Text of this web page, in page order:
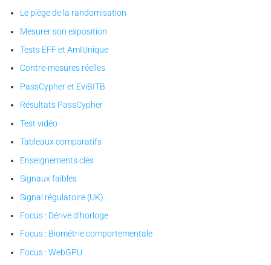
Le piège de la randomisation
Mesurer son exposition
Tests EFF et AmIUnique
Contre-mesures réelles
PassCypher et EviBITB
Résultats PassCypher
Test vidéo
Tableaux comparatifs
Enseignements clés
Signaux faibles
Signal régulatoire (UK)
Focus : Dérive d’horloge
Focus : Biométrie comportementale
Focus : WebGPU